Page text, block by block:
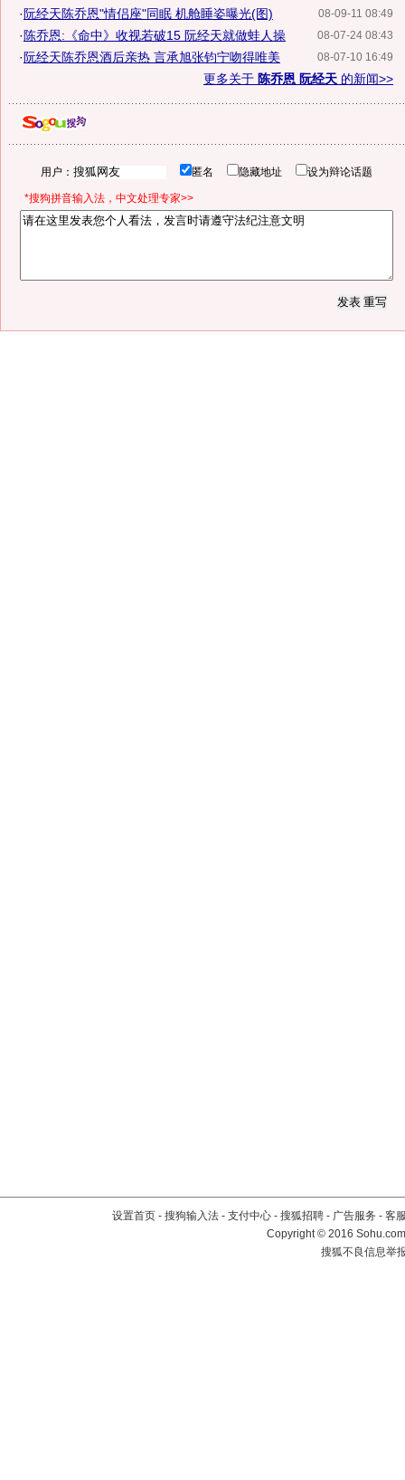
08-09-11 08:49
· 阮经天陈乔恩"情侣座"同眠 机舱睡姿曝光(图)
08-07-24 08:43
· 陈乔恩:《命中》收视若破15 阮经天就做蛙人操
08-07-10 16:49
· 阮经天陈乔恩酒后亲热 言承旭张钧宁吻得唯美
更多关于 陈乔恩 阮经天 的新闻>>
用户： 匿名 隐藏地址 设为辩论话题
*搜狗拼音输入法，中文处理专家>>
设置首页 - 搜狗输入法 - 支付中心 - 搜狐招聘 - 广告服务 - 客
Copyright©2016
搜狐不良信息举